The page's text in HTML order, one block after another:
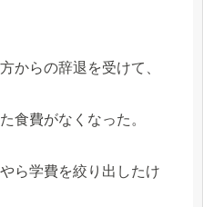
からの辞退を受けて、
食費がなくなった。
ら学費を絞り出したけ